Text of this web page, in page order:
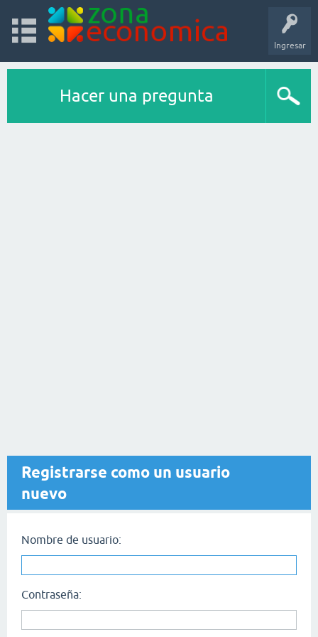
Ingresar
Hacer una pregunta
Registrarse como un usuario
nuevo
Nombre de usuario:
Contraseña: